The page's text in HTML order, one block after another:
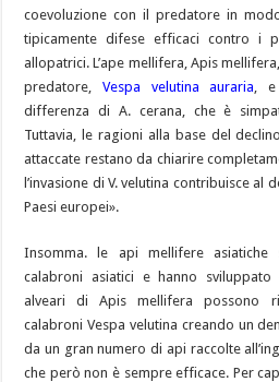
coevoluzione con il predatore in
tipicamente difese efficaci contro i
allopatrici. L’ape mellifera, Apis
predatore, Vespa velutina auraria ,
differenza di A. cerana, che è
Tuttavia, le ragioni alla base del
attaccate restano da chiarire
l’invasione di V. velutina contribuisce al
Paesi europei».
Insomma. le api mellifere
calabroni asiatici e hanno sviluppato
alveari di Apis mellifera possono
calabroni Vespa velutina creando un
da un gran numero di api raccolte
che però non è sempre efficace. Per